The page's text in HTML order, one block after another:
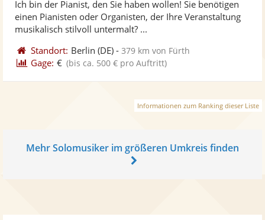
Fotos
5
Sternen
Ich bin der Pianist, den Sie haben wollen! Sie benötigen
einen Pianisten oder Organisten, der Ihre Veranstaltung
musikalisch stilvoll untermalt? ...
Standort: Berlin (DE) -379 km von Fürth
Gage: € (bis ca. 500 € pro Auftritt)
Informationen zum Ranking dieser Liste
Mehr Solomusiker im größeren Umkreis finden